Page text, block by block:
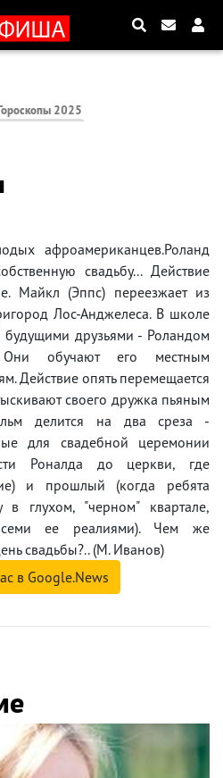
2025
афроамериканцев.Роланд
свадьбу... Действие
Майкл (Эппс) переезжает из
Лос-Анджелеса. В школе
друзьями - Роландом
обучают его местным
Действие опять перемещается
своего дружка пьяным
делится на два среза -
для свадебной церемонии
Роналда до церкви, где
и прошлый (когда ребята
глухом, "черном" квартале,
ее реалиями). Чем же
свадьбы?.. (М. Иванов)
в Google.News